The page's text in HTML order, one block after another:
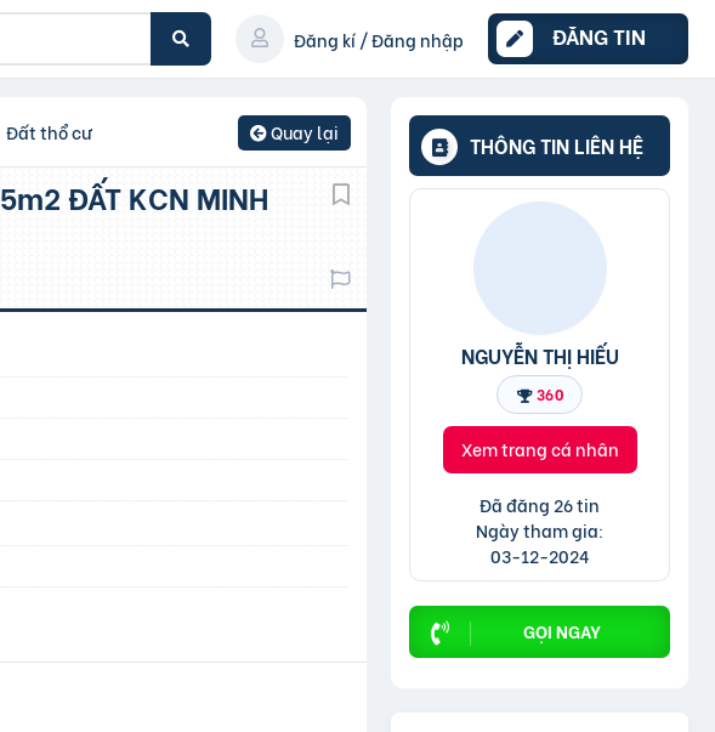
Đăng kí / Đăng nhập ĐĂNG TIN
Đất thổ cư Quay lại THÔNG TIN LIÊN HỆ
NGUYỄN THỊ HIẾU
360
Xem trang cá nhân
Đã đăng 26 tin
Ngày tham gia:
03-12-2024
GỌI NGAY